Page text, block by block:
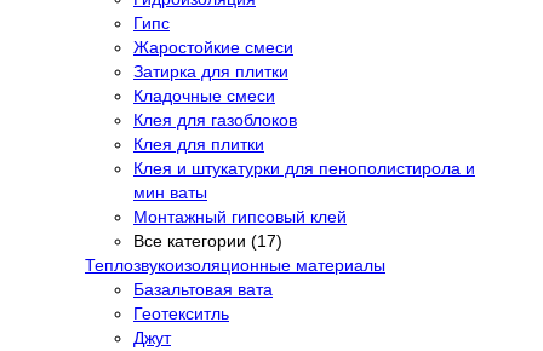
Гипс
Жаростойкие смеси
Затирка для плитки
Кладочные смеси
Клея для газоблоков
Клея для плитки
Клея и штукатурки для пенополистирола и
мин ваты
Монтажный гипсовый клей
Все категории (17)
Теплозвукоизоляционные материалы
Базальтовая вата
Геотекситль
Джут